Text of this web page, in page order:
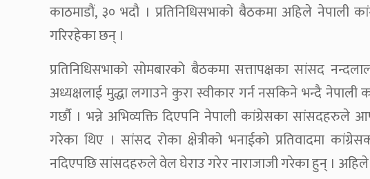
काठमाडौं, ३० भदौ । प्रतिनिधिसभाको बैठकमा अहिले नेपाली
गरिरहेका छन् ।
प्रतिनिधिसभाको सोमबारको बैठकमा सत्तापक्षका सांसद
अध्यक्षलाई मुद्धा लगाउने कुरा स्वीकार गर्न नसकिने भन्दै
गर्छौ । भन्ने अभिव्यक्ति दिएपनि नेपाली कांग्रेसका सांसदहरुले
गरेका थिए । सांसद रोका क्षेत्रीको भनाईको प्रतिवादमा
नदिएपछि सांसदहरुले वेल घेराउ गरेर नाराजाजी गरेका हुन् । अहिले